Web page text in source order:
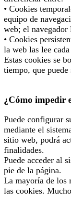
• Cookies
equipo de
web; el navegador
• Cookies
la web las lee
Estas cookies se
tiempo, que
¿Cómo impedir
Puede configurar
mediante el
sitio web, podrá
finalidades.
Puede acceder al
pie de la página.
La mayoría de los
las cookies.